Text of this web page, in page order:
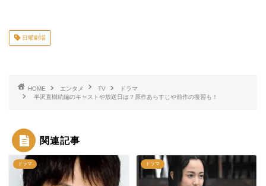
日曜劇場
HOME エンタメ TV
ドラマ
半沢直樹続編のキャストや放送日は？原作あらすじや前作の復習も！
関連記事
ドラマ ドラマ